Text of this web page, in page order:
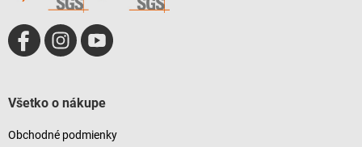
Všetko o nákupe
Obchodné podmienky